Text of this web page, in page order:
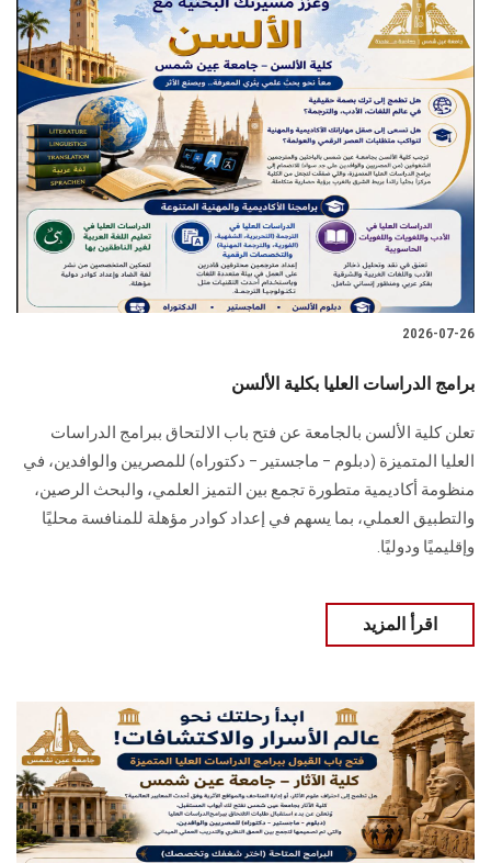
2026-07-26
برامج الدراسات العليا بكلية الألسن
تعلن كلية الألسن بالجامعة عن فتح باب الالتحاق ببرامج الدراسات
العليا المتميزة (دبلوم – ماجستير – دكتوراه) للمصريين والوافدين، في
منظومة أكاديمية متطورة تجمع بين التميز العلمي، والبحث الرصين،
والتطبيق العملي، بما يسهم في إعداد كوادر مؤهلة للمنافسة محليًا
وإقليميًا ودوليًا.
اقرأ المزيد